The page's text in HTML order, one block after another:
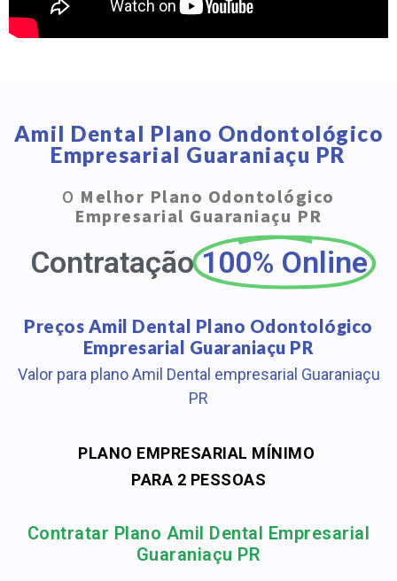
Amil Dental Plano Ondontológico
Empresarial Guaraniaçu PR
O Melhor Plano Odontológico
Empresarial Guaraniaçu PR
Contratação 100% Online
Preços Amil Dental Plano Odontológico
Empresarial Guaraniaçu PR
Valor para plano Amil Dental empresarial Guaraniaçu
PR
PLANO EMPRESARIAL MÍNIMO
PARA 2 PESSOAS
Contratar Plano Amil Dental Empresarial
Guaraniaçu PR